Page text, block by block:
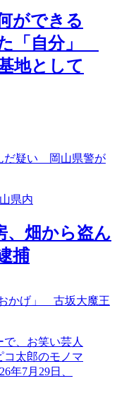
ができる
「自分」
地として
だ疑い 岡山県警が
、畑から盗ん
捕
おかげ」 古坂大魔王